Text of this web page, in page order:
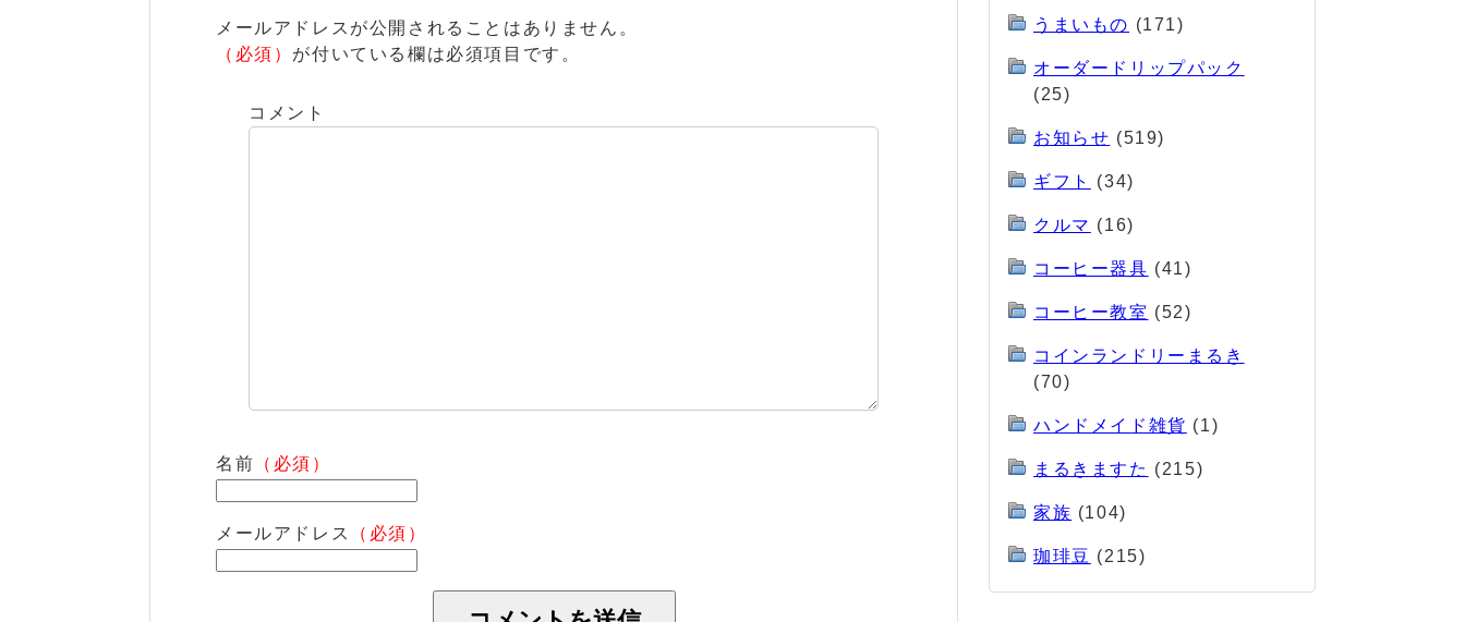
メールアドレスが公開されることはありません。
（必須） が付いている欄は必須項目です。
コメント
名前 （必須）
メールアドレス （必須）
うまいもの (171)
オーダードリップパック
(25)
お知らせ (519)
ギフト (34)
クルマ (16)
コーヒー器具 (41)
コーヒー教室 (52)
コインランドリーまるき
(70)
ハンドメイド雑貨 (1)
まるきますた (215)
家族 (104)
珈琲豆 (215)